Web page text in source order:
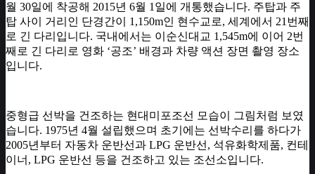
월 30일에 착공해 2015년 6월 1일에 개통했습니다. 주탑과 주
탑 사이 거리인 단경간이 1,150m인 현수교로, 세계에서 21번째
로 긴 다리입니다. ​국내에서는 이순신대교 1,545m에 이어 2번
째로 긴 다리로 영화 ‘공조’ 배경과 차량 액션 장면 촬영 장소
입니다.
중형급 선박을 건조하는 현대미포조선 모습이 그림처럼 보였
습니다. 1975년 4월 설립했으며 초기에는 선박수리를 하다가
2005년부터 자동차 운반선과 LPG 운반선, 석유화학제품, 컨테
이너, LPG 운반선 등을 건조하고 있는 조선소입니다.